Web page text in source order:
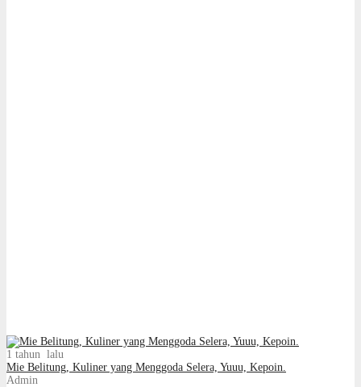
1 tahun lalu
Mie Belitung, Kuliner yang Menggoda Selera, Yuuu, Kepoin.
Admin